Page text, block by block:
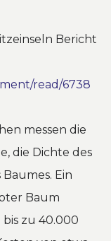
Bericht
read/6738
messen die
die Dichte des
Ein
Baum
zu 40.000